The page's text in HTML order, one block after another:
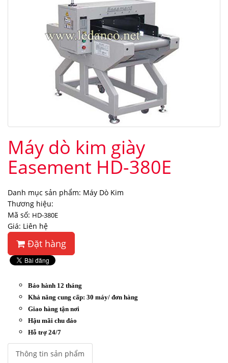
Máy dò kim giày
Easement HD-380E
Danh mục sản phẩm: Máy Dò Kim
Thương hiệu:
Mã số: HD-380E
Giá: Liên hệ
Đặt hàng
Bảo hành 12 tháng
Khả năng cung cấp: 30 máy/ đơn hàng
Giao hàng tận nơi
Hậu mãi chu đáo
Hỗ trợ 24/7
Thông tin sản phẩm